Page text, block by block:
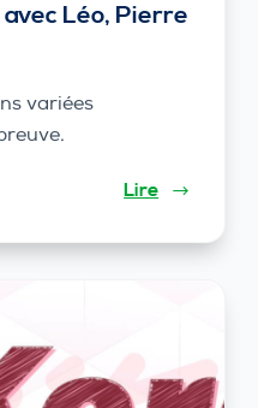
Léo, Pierre
variées
Lire